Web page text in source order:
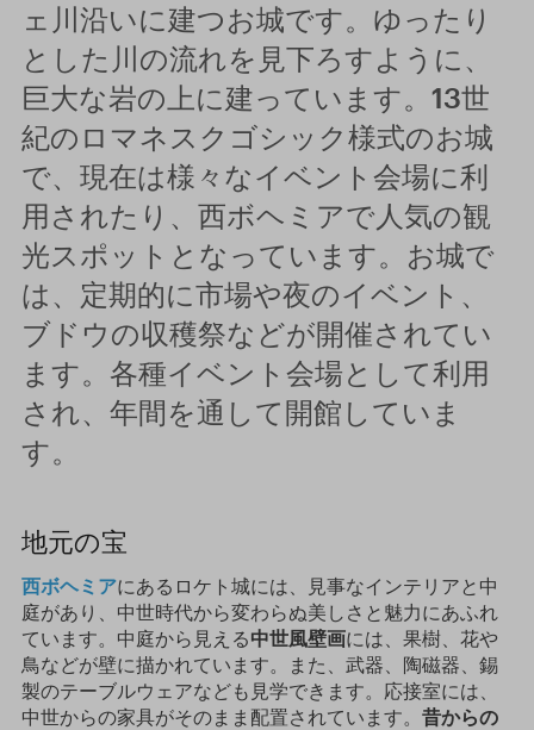
ェ川沿いに建つお城です。ゆったり
とした川の流れを見下ろすように、
巨大な岩の上に建っています。13世
紀のロマネスクゴシック様式のお城
で、現在は様々なイベント会場に利
用されたり、西ボヘミアで人気の観
光スポットとなっています。お城で
は、定期的に市場や夜のイベント、
ブドウの収穫祭などが開催されてい
ます。各種イベント会場として利用
され、年間を通して開館していま
す。
地元の宝
西ボヘミアにあるロケト城には、見事なインテリアと中
庭があり、中世時代から変わらぬ美しさと魅力にあふれ
ています。中庭から見える中世風壁画には、果樹、花や
鳥などが壁に描かれています。また、武器、陶磁器、錫
製のテーブルウェアなども見学できます。応接室には、
中世からの家具がそのまま配置されています。 昔からの